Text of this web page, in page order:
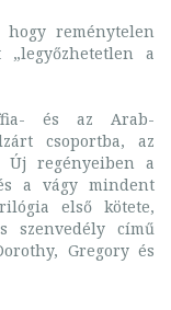
reménytelen
a
és az Arab-
csoportba, az
Új regényeiben a
a vágy mindent
első kötete,
szenvedély című
Gregory és